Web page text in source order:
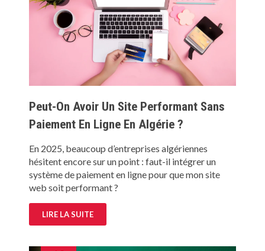
Peut-On Avoir Un Site Performant Sans
Paiement En Ligne En Algérie ?
En 2025, beaucoup d’entreprises algériennes
hésitent encore sur un point : faut-il intégrer un
système de paiement en ligne pour que mon site
web soit performant ?
LIRE LA SUITE